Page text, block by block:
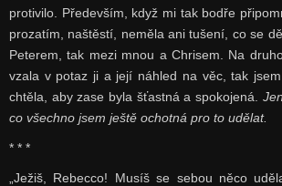
protivilo. Především, když mi tak bodře
prozatím, naštěstí, neměla ani tušení, co se
Peterem, tak mezi mnou a Chrisem. Na
vzala v potaz ji a její náhled na věc, tak
chtěla, aby zase byla šťastná a spokojená.
co všechno jsem ještě ochotná pro to udělat.
* * *
„Ježiš, Rebecco! Musíš se sebou něco